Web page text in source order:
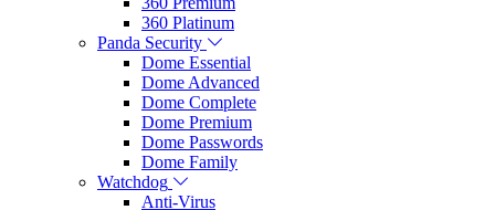
360 Platinum
Panda Security
Dome Essential
Dome Advanced
Dome Complete
Dome Premium
Dome Passwords
Dome Family
Watchdog
Anti-Virus